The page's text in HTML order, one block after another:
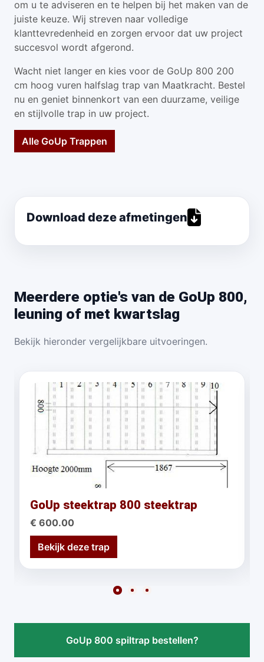
om u te adviseren en te helpen bij het maken van de
juiste keuze. Wij streven naar volledige
klanttevredenheid en zorgen ervoor dat uw project
succesvol wordt afgerond.
Wacht niet langer en kies voor de GoUp 800 200
cm hoog vuren halfslag trap van Maatkracht. Bestel
nu en geniet binnenkort van een duurzame, veilige
en stijlvolle trap in uw project.
Alle GoUp Trappen
Download deze afmetingen
Meerdere optie's van de GoUp 800,
leuning of met kwartslag
Bekijk hieronder vergelijkbare uitvoeringen.
GoUp steektrap 800 steektrap
€ 600.00
Bekijk deze trap
GoUp 800 spiltrap bestellen?